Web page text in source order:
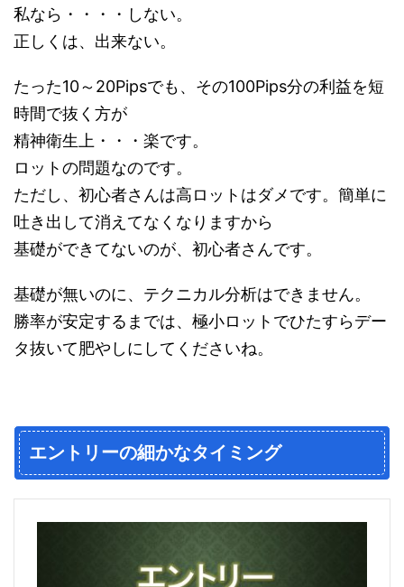
私なら・・・・しない。
正しくは、出来ない。
たった10～20Pipsでも、その100Pips分の利益を短
時間で抜く方が
精神衛生上・・・楽です。
ロットの問題なのです。
ただし、初心者さんは高ロットはダメです。簡単に
吐き出して消えてなくなりますから
基礎ができてないのが、初心者さんです。
基礎が無いのに、テクニカル分析はできません。
勝率が安定するまでは、極小ロットでひたすらデー
タ抜いて肥やしにしてくださいね。
エントリーの細かなタイミング